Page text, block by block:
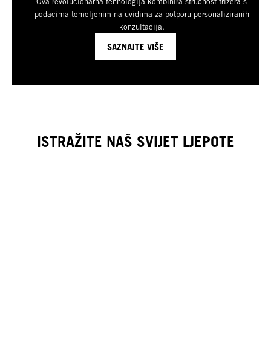
podacima temeljenim na uvidima za potporu personaliziranih
konzultacija.
SAZNAJTE VIŠE
ISTRAŽITE NAŠ SVIJET LJEPOTE